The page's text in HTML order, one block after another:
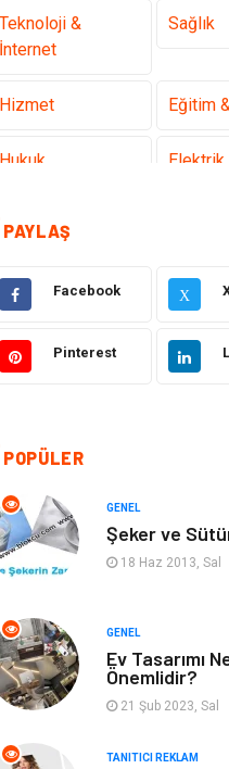
Teknoloji &
İnternet
Sağlık
Hizmet Eğitim
Hukuk Elektrik
Güzellik & Bakım
Gayrimenkul
Anne & Çocuk Müzik
Yazılım
Tatil Genel
Emlak
PAYLAŞ
Facebook X
Pinterest
POPÜLER
GENEL
Şeker ve
18 Haz 2013, Sal
GENEL
Ev Tasarımı
Önemlidir?
21 Şub 2023, Sal
TANITICI REKLAM